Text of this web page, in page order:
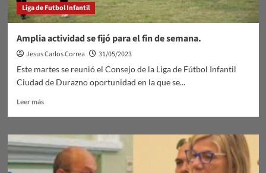
Liga de Futbol Infantil
Amplia actividad se fijó para el fin de semana.
Jesus Carlos Correa
31/05/2023
Este martes se reunió el Consejo de la Liga de Fútbol Infantil
Ciudad de Durazno oportunidad en la que se...
Leer másLeer
Amplia
actividad
se
fijó